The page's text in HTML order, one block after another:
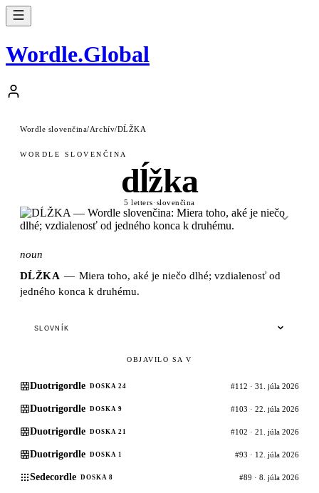
Wordle.Global
Wordle slovenčina/Archív/DĹŽKA
WORDLE SLOVENČINA
dĺžka
5 letters·slovenčina
noun
DĹŽKA — Miera toho, aké je niečo dlhé; vzdialenosť od
jedného konca k druhému.
SLOVNÍK
OBJAVILO SA V
Duotrigordle DOSKA 24 #112 · 31. júla 2026
Duotrigordle DOSKA 9 #103 · 22. júla 2026
Duotrigordle DOSKA 21 #102 · 21. júla 2026
Duotrigordle DOSKA 1 #93 · 12. júla 2026
Sedecordle DOSKA 8 #89 · 8. júla 2026